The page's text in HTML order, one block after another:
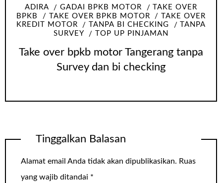
ADIRA GADAI BPKB MOTOR
TAKE OVER
BPKB
TAKE OVER BPKB MOTOR
TAKE OVER
KREDIT MOTOR
TANPA BI CHECKING
TANPA
SURVEY
TOP UP PINJAMAN
Take over bpkb motor Tangerang tanpa
Survey dan bi checking
Tinggalkan Balasan
Alamat email Anda tidak akan dipublikasikan. Ruas
yang wajib ditandai *